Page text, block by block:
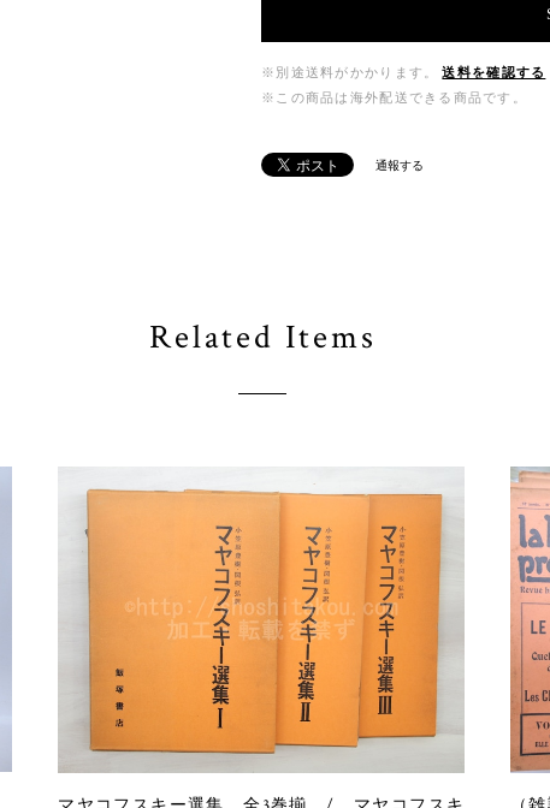
※別途送料がかかります。
送料を確認する
※この商品は海外配送できる商品です。
通報する
Related Items